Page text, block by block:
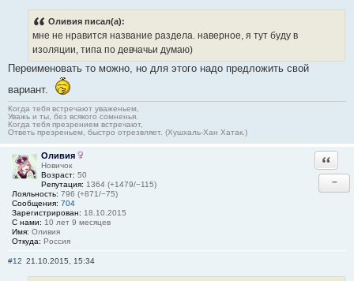
Оливия писал(а):
мне не нравится название раздела. наверное, я тут буду в
изоляции, типа по девчачьи думаю)
Переименовать то можно, но для этого надо предложить свой
вариант.
Когда тебя встречают уваженьем,
Уважь и ты, без всякого сомненья.
Когда тебя презрением встречают,
Ответь презреньем, быстро отрезвляет. (Хушхаль-Хан Хатак.)
Оливия
Новичок
Возраст: 50
Репутация: 1364 (+1479/−115)
Лояльность: 796 (+871/−75)
Сообщения: 704
Зарегистрирован: 18.10.2015
С нами: 10 лет 9 месяцев
Имя: Оливия
Откуда: Россия
−
#12 21.10.2015, 15:34